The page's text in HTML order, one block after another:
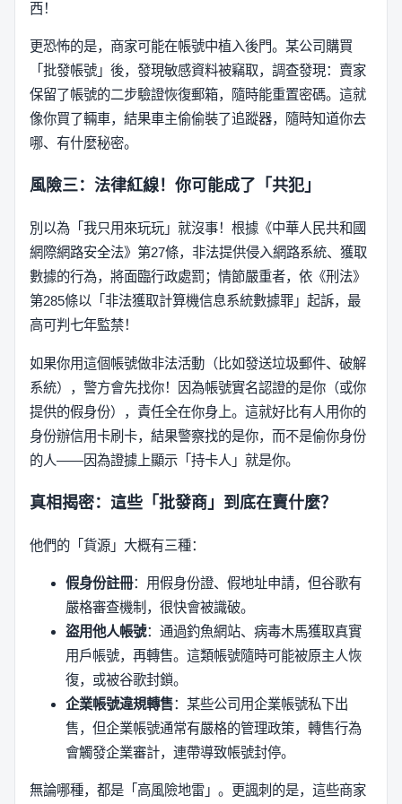
西！
更恐怖的是，商家可能在帳號中植入後門。某公司購買
「批發帳號」後，發現敏感資料被竊取，調查發現：賣家
保留了帳號的二步驗證恢復郵箱，隨時能重置密碼。這就
像你買了輛車，結果車主偷偷裝了追蹤器，隨時知道你去
哪、有什麼秘密。
風險三：法律紅線！你可能成了「共犯」
別以為「我只用來玩玩」就沒事！根據《中華人民共和國
網際網路安全法》第27條，非法提供侵入網路系統、獲取
數據的行為，將面臨行政處罰；情節嚴重者，依《刑法》
第285條以「非法獲取計算機信息系統數據罪」起訴，最
高可判七年監禁！
如果你用這個帳號做非法活動（比如發送垃圾郵件、破解
系統），警方會先找你！因為帳號實名認證的是你（或你
提供的假身份），責任全在你身上。這就好比有人用你的
身份辦信用卡刷卡，結果警察找的是你，而不是偷你身份
的人——因為證據上顯示「持卡人」就是你。
真相揭密：這些「批發商」到底在賣什麼？
他們的「貨源」大概有三種：
假身份註冊：用假身份證、假地址申請，但谷歌有
嚴格審查機制，很快會被識破。
盜用他人帳號：通過釣魚網站、病毒木馬獲取真實
用戶帳號，再轉售。這類帳號隨時可能被原主人恢
復，或被谷歌封鎖。
企業帳號違規轉售：某些公司用企業帳號私下出
售，但企業帳號通常有嚴格的管理政策，轉售行為
會觸發企業審計，連帶導致帳號封停。
無論哪種，都是「高風險地雷」。更諷刺的是，這些商家